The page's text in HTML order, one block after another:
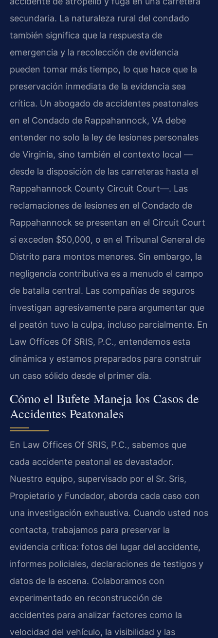
secundaria. La naturaleza rural del condado
también significa que la respuesta de
emergencia y la recolección de evidencia
pueden tomar más tiempo, lo que hace que la
preservación inmediata de la evidencia sea
crítica. Un abogado de accidentes peatonales
en el Condado de Rappahannock, VA debe
entender no solo la ley de lesiones personales
de Virginia, sino también el contexto local —
desde la disposición de las carreteras hasta el
Rappahannock County Circuit Court—. Las
reclamaciones de lesiones en el Condado de
Rappahannock se presentan en el Circuit Court
si exceden $50,000, o en el Tribunal General de
Distrito para montos menores. Sin embargo, la
negligencia contributiva es a menudo el campo
de batalla central. Las compañías de seguros
investigan agresivamente para argumentar que
el peatón tuvo la culpa, incluso parcialmente. En
Law Offices Of SRIS, P.C., entendemos esta
dinámica y estamos preparados para construir
un caso sólido desde el primer día.
Cómo el Bufete Maneja los Casos de
Accidentes Peatonales
En Law Offices Of SRIS, P.C., sabemos que
cada accidente peatonal es devastador.
Nuestro equipo, supervisado por el Sr. Sris,
Propietario y Fundador, aborda cada caso con
una investigación exhaustiva. Cuando usted nos
contacta, trabajamos para preservar la
evidencia crítica: fotos del lugar del accidente,
informes policiales, declaraciones de testigos y
datos de la escena. Colaboramos con
experimentado en reconstrucción de
accidentes para analizar factores como la
velocidad del vehículo, la visibilidad y las